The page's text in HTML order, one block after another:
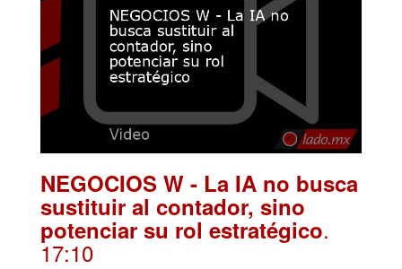
NEGOCIOS W - La IA no busca
sustituir al contador, sino
potenciar su rol estratégico.
17:10